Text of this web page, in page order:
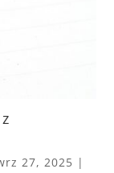
27, 2025 |